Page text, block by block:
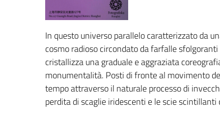
In questo universo parallelo caratterizzato da
cosmo radioso circondato da farfalle
cristallizza una graduale e aggraziata
monumentalità. Posti di fronte al movimento
tempo attraverso il naturale processo di
perdita di scaglie iridescenti e le scie scintillanti